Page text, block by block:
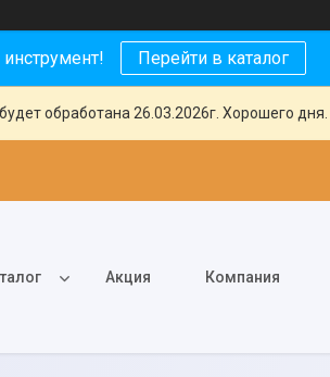
Перейти в каталог
обработана 26.03.2026г. Хорошего дня.
Акция Компания